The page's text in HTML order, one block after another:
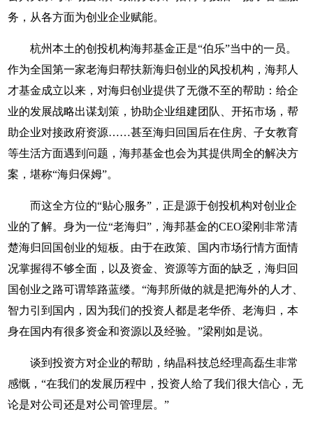
务，从各方面为创业企业赋能。
杭州本土的创投机构海邦基金正是“伯乐”当中的一员。
作为全国第一家老海归帮扶新海归创业的风投机构，海邦人
才基金成立以来，对海归创业提供了无微不至的帮助：给企
业的发展战略出谋划策，协助企业组建团队、开拓市场，帮
助企业对接政府资源……甚至海归回国后在住房、子女教育
等生活方面遇到问题，海邦基金也会为其提供周全的解决方
案，堪称“海归保姆”。
而这全方位的“贴心服务”，正是源于创投机构对创业企
业的了解。身为一位“老海归”，海邦基金的CEO梁刚非常清
楚海归回国创业的短板。由于在政策、国内市场行情方面情
况掌握得不够全面，以及资金、资源等方面的缺乏，海归回
国创业之路可谓筚路蓝缕。“海邦所做的就是把海外的人才、
智力引到国内，因为我们的投资人都是老华侨、老海归，本
身在国内有很多资金和资源以及经验。”梁刚如是说。
谈到投资方对企业的帮助，纳晶科技总经理高磊生非常
感慨，“在我们的发展历程中，投资人给了我们很大信心，无
论是对公司还是对公司管理层。”